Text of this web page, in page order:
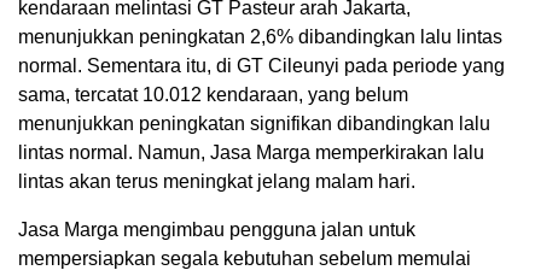
kendaraan melintasi GT Pasteur arah Jakarta,
menunjukkan peningkatan 2,6% dibandingkan lalu lintas
normal. Sementara itu, di GT Cileunyi pada periode yang
sama, tercatat 10.012 kendaraan, yang belum
menunjukkan peningkatan signifikan dibandingkan lalu
lintas normal. Namun, Jasa Marga memperkirakan lalu
lintas akan terus meningkat jelang malam hari.
Jasa Marga mengimbau pengguna jalan untuk
mempersiapkan segala kebutuhan sebelum memulai